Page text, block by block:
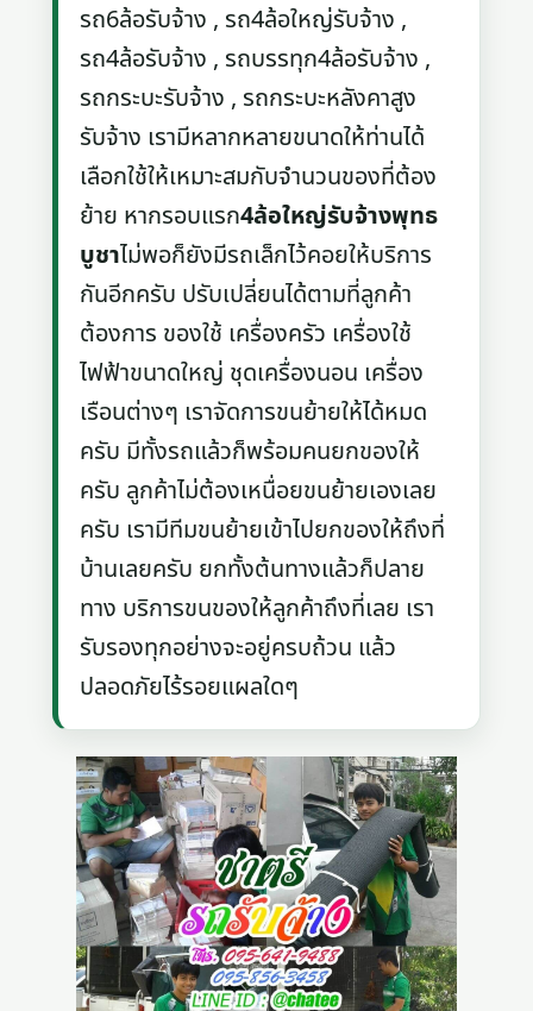
รถ6ล้อรับจ้าง , รถ4ล้อใหญ่รับจ้าง ,
รถ4ล้อรับจ้าง , รถบรรทุก4ล้อรับจ้าง ,
รถกระบะรับจ้าง , รถกระบะหลังคาสูง
รับจ้าง เรามีหลากหลายขนาดให้ท่านได้
เลือกใช้ให้เหมาะสมกับจำนวนของที่ต้อง
ย้าย หากรอบแรก4ล้อใหญ่รับจ้างพุทธ
บูชาไม่พอก็ยังมีรถเล็กไว้คอยให้บริการ
กันอีกครับ ปรับเปลี่ยนได้ตามที่ลูกค้า
ต้องการ ของใช้ เครื่องครัว เครื่องใช้
ไฟฟ้าขนาดใหญ่ ชุดเครื่องนอน เครื่อง
เรือนต่างๆ เราจัดการขนย้ายให้ได้หมด
ครับ มีทั้งรถแล้วก็พร้อมคนยกของให้
ครับ ลูกค้าไม่ต้องเหนื่อยขนย้ายเองเลย
ครับ เรามีทีมขนย้ายเข้าไปยกของให้ถึงที่
บ้านเลยครับ ยกทั้งต้นทางแล้วก็ปลาย
ทาง บริการขนของให้ลูกค้าถึงที่เลย เรา
รับรองทุกอย่างจะอยู่ครบถ้วน แล้ว
ปลอดภัยไร้รอยแผลใดๆ